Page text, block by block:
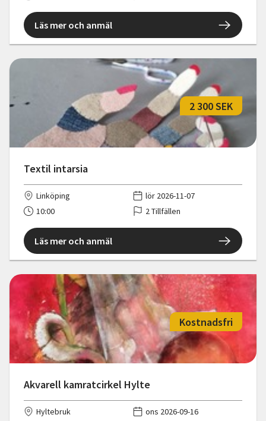
Läs mer och anmäl
Textil intarsia
2 300 SEK
Linköping
lör 2026-11-07
10:00
2 Tillfällen
Läs mer och anmäl
Akvarell kamratcirkel Hylte
Kostnadsfri
Hyltebruk
ons 2026-09-16